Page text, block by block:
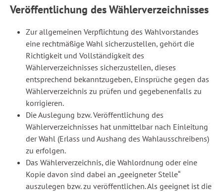
Veröffentlichung des Wählerverzeichnisses
Zur allgemeinen Verpflichtung des Wahlvorstandes
eine rechtmäßige Wahl sicherzustellen, gehört die
Richtigkeit und Vollständigkeit des
Wählerverzeichnisses sicherzustellen, dieses
entsprechend bekanntzugeben, Einsprüche gegen das
Wählerverzeichnis zu prüfen und gegebenenfalls zu
korrigieren.
Die Auslegung bzw. Veröffentlichung des
Wählerverzeichnisses hat unmittelbar nach Einleitung
der Wahl (Erlass und Aushang des Wahlausschreibens)
zu erfolgen.
Das Wählerverzeichnis, die Wahlordnung oder eine
Kopie davon sind dabei an „geeigneter Stelle“
auszulegen bzw. zu veröffentlichen. Als geeignet ist die